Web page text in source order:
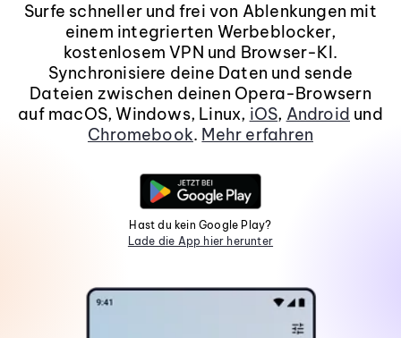
Surfe schneller und frei von Ablenkungen mit
einem integrierten Werbeblocker,
kostenlosem VPN und Browser-KI.
Synchronisiere deine Daten und sende
Dateien zwischen deinen Opera-Browsern
auf macOS, Windows, Linux, iOS, Android und
Chromebook. Mehr erfahren
Hast du kein Google Play?
Lade die App hier herunter